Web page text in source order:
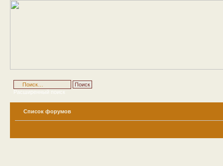
Расширенный поиск
Список форумов